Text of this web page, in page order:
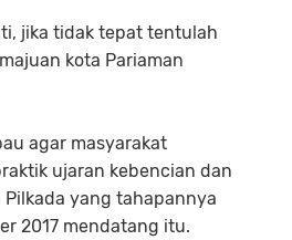
jika tidak tepat tentulah
kota Pariaman
agar masyarakat
ujaran kebencian dan
yang tahapannya
2017 mendatang itu.